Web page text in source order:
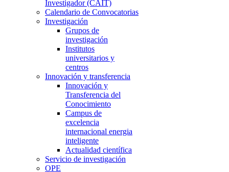
Investigador (CAIT)
Calendario de Convocatorias
Investigación
Grupos de
investigación
Institutos
universitarios y
centros
Innovación y transferencia
Innovación y
Transferencia del
Conocimiento
Campus de
excelencia
internacional energia
inteligente
Actualidad científica
Servicio de investigación
OPE